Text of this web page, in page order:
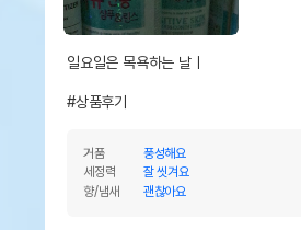
일요일은 목욕하는 날ㅣ
#상품후기
거품
풍성해요
세정력
잘 씻겨요
향/냄새
괜찮아요